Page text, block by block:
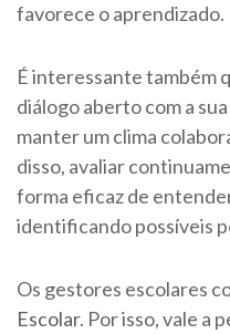
favorece o aprendizado.
É interessante também
diálogo aberto com a
manter um clima
disso, avaliar
forma eficaz de
identificando possíveis
Os gestores escolares
Escolar. Por isso, vale a